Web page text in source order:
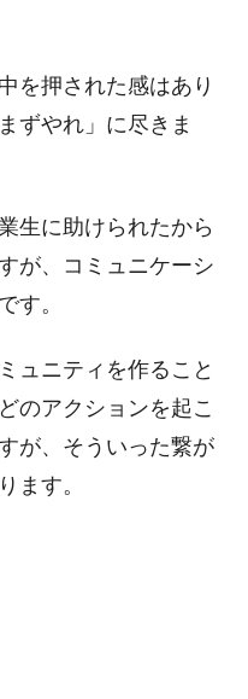
を押された感はあり
ずやれ」に尽きま
生に助けられたから
が、コミュニケーシ
す。
ュニティを作ること
のアクションを起こ
が、そういった繋が
ます。